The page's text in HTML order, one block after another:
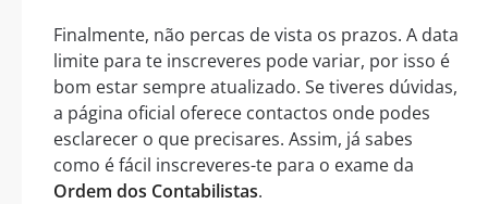
Finalmente, não percas de vista os prazos. A data
limite para te inscreveres pode variar, por isso é
bom estar sempre atualizado. Se tiveres dúvidas,
a página oficial oferece contactos onde podes
esclarecer o que precisares. Assim, já sabes
como é fácil inscreveres-te para o exame da
Ordem dos Contabilistas.